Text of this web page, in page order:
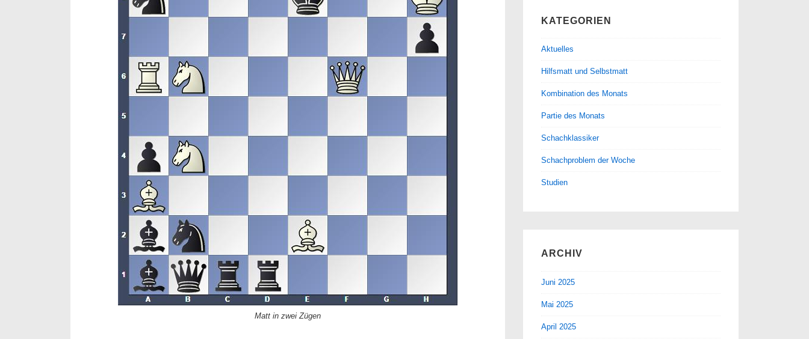
Matt in zwei Zügen
KATEGORIEN
Aktuelles
Hilfsmatt und Selbstmatt
Kombination des Monats
Partie des Monats
Schachklassiker
Schachproblem der Woche
Studien
ARCHIV
Juni 2025
Mai 2025
April 2025